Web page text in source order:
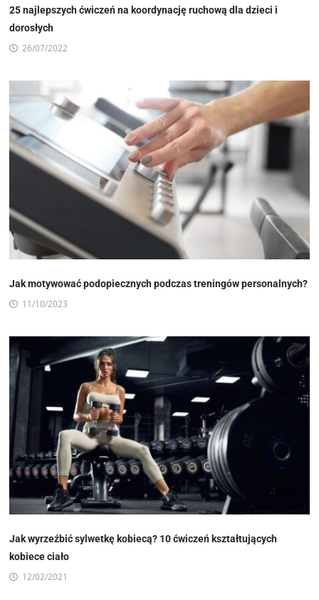
25 najlepszych ćwiczeń na koordynację ruchową dla dzieci i
dorosłych
26/07/2022
Jak motywować podopiecznych podczas treningów personalnych?
11/10/2023
Jak wyrzeźbić sylwetkę kobiecą? 10 ćwiczeń kształtujących
kobiece ciało
12/02/2021